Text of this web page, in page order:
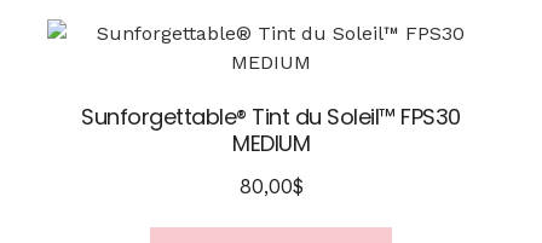
Sunforgettable® Tint du Soleil™ FPS30
MEDIUM
80,00$